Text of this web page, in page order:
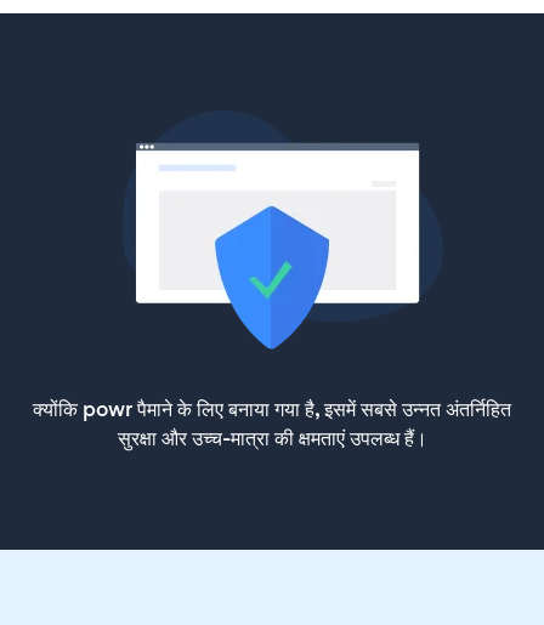
क्योंकि powr पैमाने के लिए बनाया गया है, इसमें सबसे उन्नत अंतर्निहित
सुरक्षा और उच्च-मात्रा की क्षमताएं उपलब्ध हैं।